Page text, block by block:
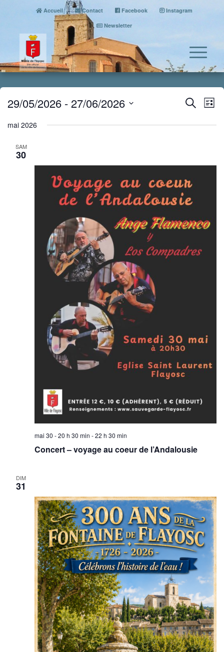
Accueil Contact Facebook
Instagram
Newsletter
Search
List
29/05/2026 - 27/06/2026
date.
mai 2026
SAM
30
mai 30 - 20 h 30 min -22 h 30 min
Concert – voyage au coeur de l’Andalousie
DIM
31